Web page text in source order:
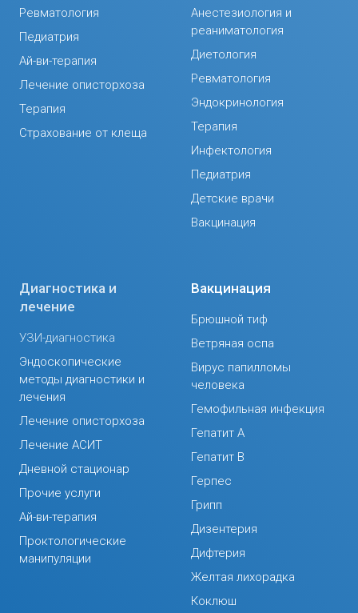
Ревматология
Педиатрия
Ай-ви-терапия
Лечение описторхоза
Терапия
Страхование от клеща
Анестезиология и
реаниматология
Диетология
Ревматология
Эндокринология
Терапия
Инфектология
Педиатрия
Детские врачи
Вакцинация
Диагностика и
лечение
УЗИ-диагностика
Эндоскопические
методы диагностики и
лечения
Лечение описторхоза
Лечение АСИТ
Дневной стационар
Прочие услуги
Ай-ви-терапия
Проктологические
манипуляции
Вакцинация
Брюшной тиф
Ветряная оспа
Вирус папилломы
человека
Гемофильная инфекция
Гепатит А
Гепатит В
Герпес
Грипп
Дизентерия
Дифтерия
Желтая лихорадка
Коклюш